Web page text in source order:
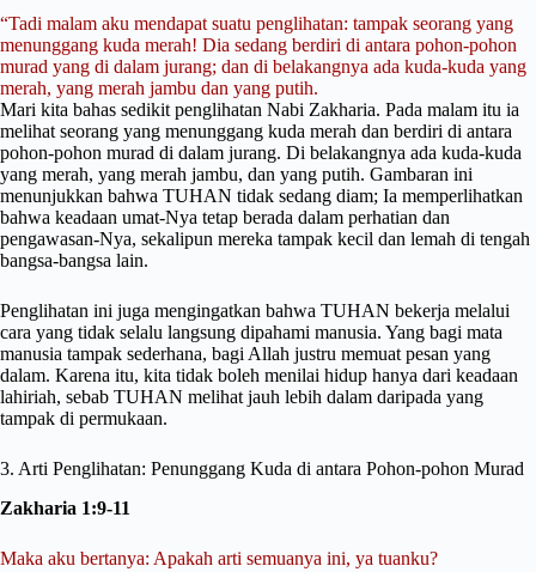
“Tadi malam aku mendapat suatu penglihatan: tampak seorang yang
menunggang kuda merah! Dia sedang berdiri di antara pohon-pohon
murad yang di dalam jurang; dan di belakangnya ada kuda-kuda yang
merah, yang merah jambu dan yang putih.
Mari kita bahas sedikit penglihatan Nabi Zakharia. Pada malam itu ia
melihat seorang yang menunggang kuda merah dan berdiri di antara
pohon-pohon murad di dalam jurang. Di belakangnya ada kuda-kuda
yang merah, yang merah jambu, dan yang putih. Gambaran ini
menunjukkan bahwa TUHAN tidak sedang diam; Ia memperlihatkan
bahwa keadaan umat-Nya tetap berada dalam perhatian dan
pengawasan-Nya, sekalipun mereka tampak kecil dan lemah di tengah
bangsa-bangsa lain.
Penglihatan ini juga mengingatkan bahwa TUHAN bekerja melalui
cara yang tidak selalu langsung dipahami manusia. Yang bagi mata
manusia tampak sederhana, bagi Allah justru memuat pesan yang
dalam. Karena itu, kita tidak boleh menilai hidup hanya dari keadaan
lahiriah, sebab TUHAN melihat jauh lebih dalam daripada yang
tampak di permukaan.
3. Arti Penglihatan: Penunggang Kuda di antara Pohon-pohon Murad
Zakharia 1:9-11
Maka aku bertanya: Apakah arti semuanya ini, ya tuanku?